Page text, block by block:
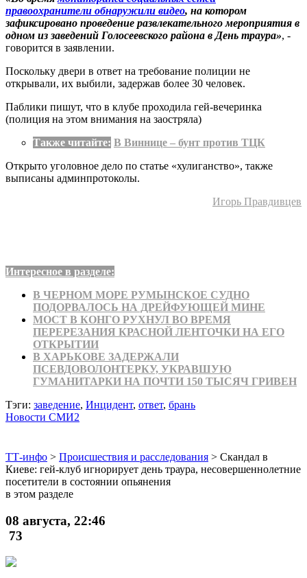
правоохранители обнаружили видео, на котором
зафиксировано проведение развлекательного мероприятия в
одном из заведений Голосеевского района в День траура», -
говорится в заявлении.
Поскольку двери в ответ на требование полиции не
открывали, их выбили, задержав более 30 человек.
Паблики пишут, что в клубе проходила гей-вечеринка
(полиция на этом внимания на заостряла)
Также читайте: В Виннице – бунт против ТЦК
Открыто уголовное дело по статье «хулиганство», также
выписаны админпротоколы.
Игорь Правдивцев
Интересное в разделе:
В ЧЕРНОМ МОРЕ РУМЫНСКОЕ СУДНО
ПОДОРВАЛОСЬ НА ДРЕЙФУЮЩЕЙ МИНЕ
МОСТ В КОНГО РУХНУЛ ВО ВРЕМЯ
ПЕРЕРЕЗАНИЯ КРАСНОЙ ЛЕНТОЧКИ НА ЕГО
ОТКРЫТИИ
В ХАРЬКОВЕ ЗАДЕРЖАЛИ
ПСЕВДОВОЛОНТЕРКУ, УКРАВШУЮ
ГУМАНИТАРКИ НА ПОЧТИ 150 ТЫСЯЧ ГРИВЕН
Тэги: заведение, Инцидент, ответ, брань
Новости СМИ2
ТТ-инфо > Происшествия и расследования > Скандал в
Киеве: гей-клуб игнорирует день траура, несовершеннолетние
посетители в состоянии опьянения
в этом разделе
08 августа, 22:46
73